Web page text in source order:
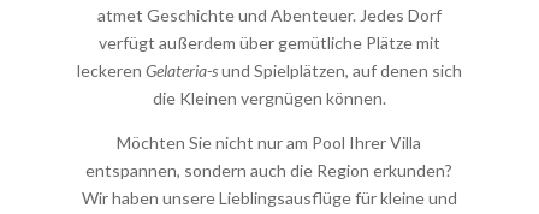
atmet Geschichte und Abenteuer. Jedes Dorf
verfügt außerdem über gemütliche Plätze mit
leckeren Gelateria-sund Spielplätzen, auf denen sich
die Kleinen vergnügen können.
Möchten Sie nicht nur am Pool Ihrer Villa
entspannen, sondern auch die Region erkunden?
Wir haben unsere Lieblingsausflüge für kleine und